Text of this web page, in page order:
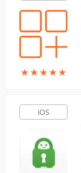
★★★★★
★★★★★
iOS